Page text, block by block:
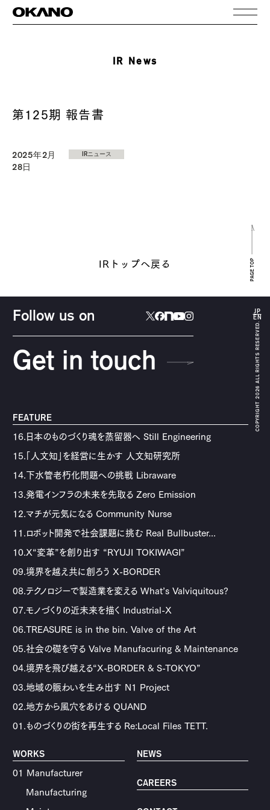
IR News
第125期 報告書
2025年2月
28日
IRニュース
IRトップへ戻る PAGE TOP
Follow us on
Get in touch
FEATURE
16.日本のものづくり魂を蒸留器へ Still Engineering
15.「人文知」を経営に生かす 人文知研究所
14.下水管老朽化問題への挑戦 Libraware
13.発電インフラの未来を先取る Zero Emission
12.マチが元気になる Community Nurse
11.ロボット開発で社会課題に挑む Real Bullbuster...
10.X“変革”を創り出す “RYUJI TOKIWAGI”
09.境界を越え共に創ろう X-BORDER
08.テクノロジーで製造業を変える What’s Valviquitous?
07.モノづくりの近未来を描く Industrial-X
06.TREASURE is in the bin. Valve of the Art
05.社会の礎を守る Valve Manufacuring & Maintenance
04.境界を飛び越える“X-BORDER & S-TOKYO”
03.地域の賑わいを生み出す N1 Project
02.地方から風穴をあける QUAND
01.ものづくりの街を再生する Re:Local Files TETT.
WORKS
01 Manufacturer
Manufacturing
NEWS
CAREERS
JP
EN
COPYRIGHT 2026 ALL RIGHTS RESERVED.